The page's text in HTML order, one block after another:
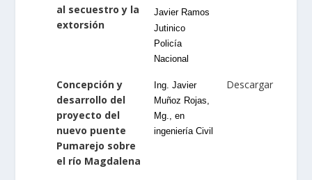
al secuestro y la
extorsión
Javier Ramos
Jutinico
Policía
Nacional
Concepción y
desarrollo del
proyecto del
nuevo puente
Pumarejo sobre
el río Magdalena
Ing. Javier
Muñoz Rojas,
Mg., en
ingeniería Civil
Descargar